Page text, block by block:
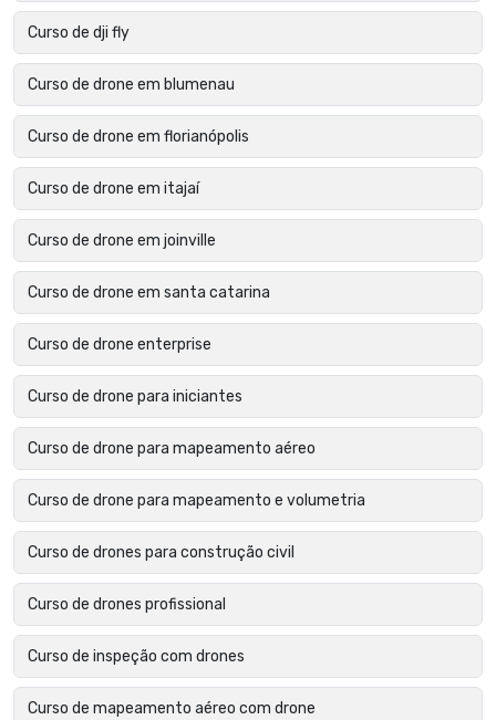
Curso de dji fly
Curso de drone em blumenau
Curso de drone em florianópolis
Curso de drone em itajaí
Curso de drone em joinville
Curso de drone em santa catarina
Curso de drone enterprise
Curso de drone para iniciantes
Curso de drone para mapeamento aéreo
Curso de drone para mapeamento e volumetria
Curso de drones para construção civil
Curso de drones profissional
Curso de inspeção com drones
Curso de mapeamento aéreo com drone